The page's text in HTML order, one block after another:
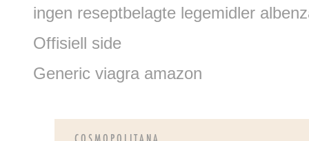
ingen reseptbelagte legemidler
Offisiell side
Generic viagra amazon